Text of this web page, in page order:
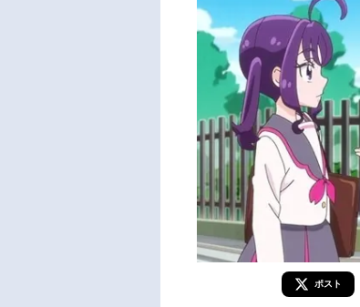
ポスト